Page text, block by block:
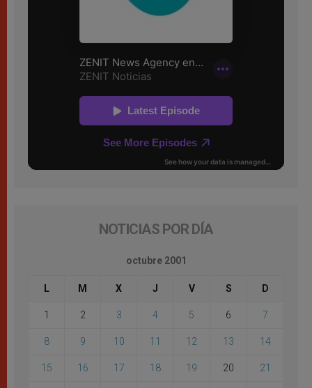
NOTICIAS POR DÍA
octubre 2001
L M X J V S D
1 2 3 4 5 6 7
8 9 10 11 12 13 14
15 16 17 18 19 20 21